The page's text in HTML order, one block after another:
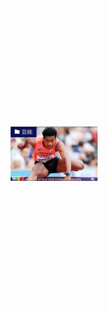
芸能